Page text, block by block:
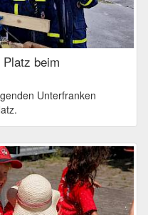
beim
Unterfranken